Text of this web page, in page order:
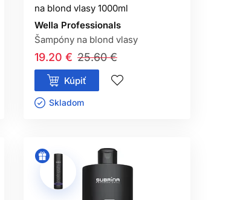
na blond vlasy 1000ml
Wella Professionals
Šampóny na blond vlasy
25.60 €
19.20 €
Kúpiť
Skladom ㅤ